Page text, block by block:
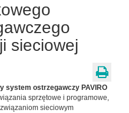
sieciowej
system ostrzegawczy PAVIRO
sprzętowe i programowe,
sieciowym